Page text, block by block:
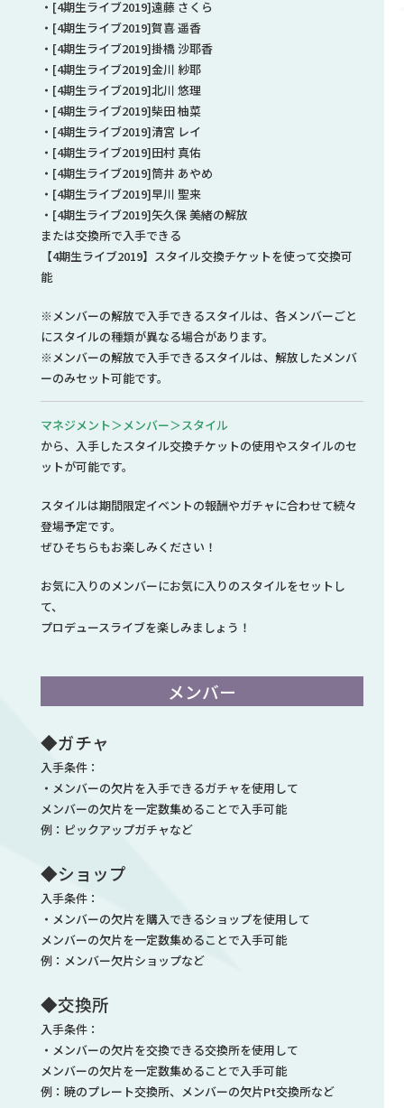
・[4期生ライブ2019]遠藤 さくら
・[4期生ライブ2019]賀喜 遥香
・[4期生ライブ2019]掛橋 沙耶香
・[4期生ライブ2019]金川 紗耶
・[4期生ライブ2019]北川 悠理
・[4期生ライブ2019]柴田 柚菜
・[4期生ライブ2019]清宮 レイ
・[4期生ライブ2019]田村 真佑
・[4期生ライブ2019]筒井 あやめ
・[4期生ライブ2019]早川 聖来
・[4期生ライブ2019]矢久保 美緒の解放
または交換所で入手できる
【4期生ライブ2019】スタイル交換チケットを使って交換可
能
※メンバーの解放で入手できるスタイルは、各メンバーごと
にスタイルの種類が異なる場合があります。
※メンバーの解放で入手できるスタイルは、解放したメンバ
ーのみセット可能です。
マネジメント＞メンバー＞スタイル
から、入手したスタイル交換チケットの使用やスタイルのセ
ットが可能です。
スタイルは期間限定イベントの報酬やガチャに合わせて続々
登場予定です。
ぜひそちらもお楽しみください！
お気に入りのメンバーにお気に入りのスタイルをセットし
て、
プロデュースライブを楽しみましょう！
メンバー
◆ガチャ
入手条件：
・メンバーの欠片を入手できるガチャを使用して
メンバーの欠片を一定数集めることで入手可能
例：ピックアップガチャなど
◆ショップ
入手条件：
・メンバーの欠片を購入できるショップを使用して
メンバーの欠片を一定数集めることで入手可能
例：メンバー欠片ショップなど
◆交換所
入手条件：
・メンバーの欠片を交換できる交換所を使用して
メンバーの欠片を一定数集めることで入手可能
例：暁のプレート交換所、メンバーの欠片Pt交換所など